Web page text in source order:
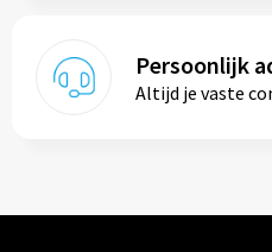
Persoonlijk
Altijd je vaste